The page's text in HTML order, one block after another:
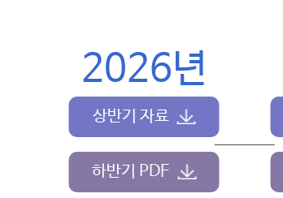
2026년
상반기 자료
하반기 PDF